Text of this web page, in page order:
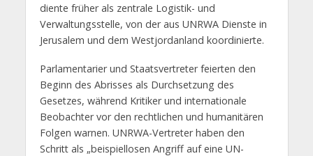
diente früher als zentrale Logistik- und
Verwaltungsstelle, von der aus UNRWA Dienste in
Jerusalem und dem Westjordanland koordinierte.
Parlamentarier und Staatsvertreter feierten den
Beginn des Abrisses als Durchsetzung des
Gesetzes, während Kritiker und internationale
Beobachter vor den rechtlichen und humanitären
Folgen warnen. UNRWA-Vertreter haben den
Schritt als „beispiellosen Angriff auf eine UN-